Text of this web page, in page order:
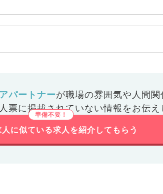
パートナーが職場の雰囲気や人間関
票に掲載されていない情報をお伝え
人に似ている求人を紹介してもらう